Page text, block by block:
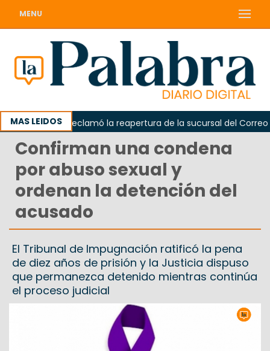
MENU
MAS LEIDOS
Odarda reclamó la reapertura de la sucursal del Correo
Confirman una condena
por abuso sexual y
ordenan la detención del
acusado
El Tribunal de Impugnación ratificó la pena
de diez años de prisión y la Justicia dispuso
que permanezca detenido mientras continúa
el proceso judicial